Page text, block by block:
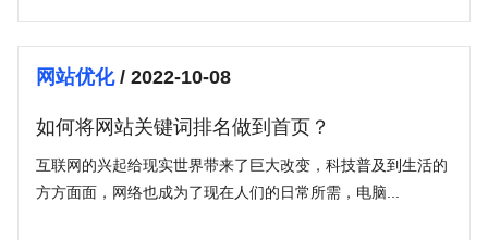
网站优化/ 2022-10-08
如何将网站关键词排名做到首页？
互联网的兴起给现实世界带来了巨大改变，科技普及到生活的
方方面面，网络也成为了现在人们的日常所需，电脑...